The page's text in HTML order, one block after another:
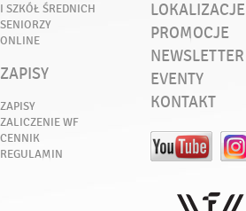
I SZKÓŁ ŚREDNICH
SENIORZY
ONLINE
ZAPISY
ZAPISY
ZALICZENIE WF
CENNIK
REGULAMIN
LOKALIZACJE
PROMOCJE
NEWSLETTER
EVENTY
KONTAKT